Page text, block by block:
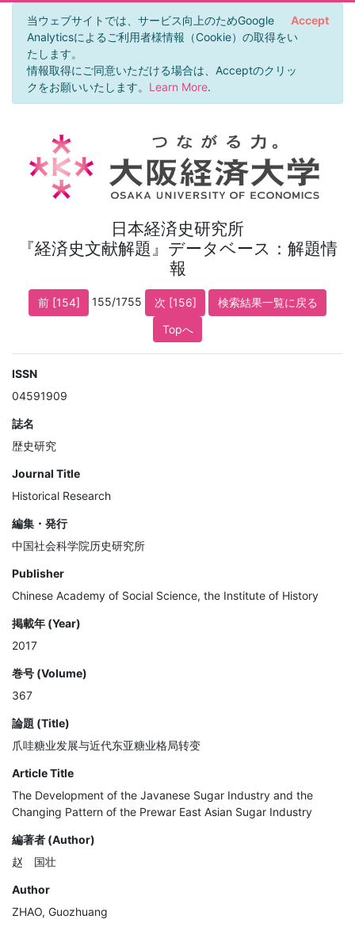
当ウェブサイトでは、サービス向上のためGoogle
Analyticsによるご利用者様情報（Cookie）の取得をい
たします。
情報取得にご同意いただける場合は、Acceptのクリッ
クをお願いいたします。 Learn More.
Accept
日本経済史研究所
『経済史文献解題』データベース：解題情
報
前 [154] 155/1755 次 [156]
検索結果一覧に戻る
Topへ
ISSN
04591909
誌名
歴史研究
Journal Title
Historical Research
編集・発行
中国社会科学院历史研究所
Publisher
Chinese Academy of Social Science, the Institute of History
掲載年 (Year)
2017
巻号 (Volume)
367
論題 (Title)
爪哇糖业发展与近代东亚糖业格局转变
Article Title
The Development of the Javanese Sugar Industry and the
Changing Pattern of the Prewar East Asian Sugar Industry
編著者 (Author)
赵 国壮
Author
ZHAO, Guozhuang